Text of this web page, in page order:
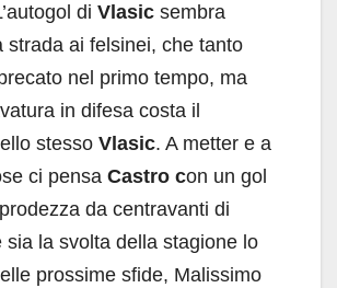
di Vlasic sembra
strada ai felsinei, che tanto
nel primo tempo, ma
in difesa costa il
stesso Vlasic. A metter e a
ci pensa Castro con un gol
da centravanti di
sia la svolta della stagione lo
prossime sfide, Malissimo